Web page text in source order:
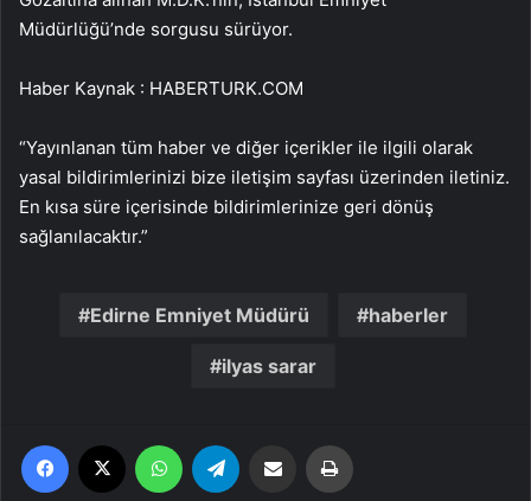
Müdürlüğü’nde sorgusu sürüyor.
Haber Kaynak : HABERTURK.COM
“Yayınlanan tüm haber ve diğer içerikler ile ilgili olarak
yasal bildirimlerinizi bize iletişim sayfası üzerinden iletiniz.
En kısa süre içerisinde bildirimlerinize geri dönüş
sağlanılacaktır.”
Edirne Emniyet Müdürü haberler
ilyas sarar
Facebook WhatsApp Email'den paylaş